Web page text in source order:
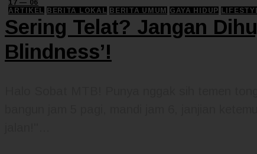
17 — 06
ARTIKEL
BERITA LOKAL BERITA UMUM GAYA HIDUP
Sering Telat? Jangan
Blindness’!